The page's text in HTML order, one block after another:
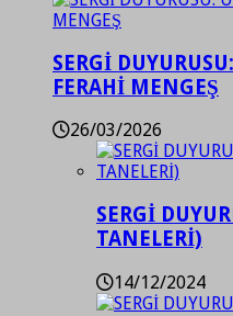
SERGİ
FERAHİ MENGEŞ
26/03/2026
SERGİ
TANELERİ)
14/12/2024